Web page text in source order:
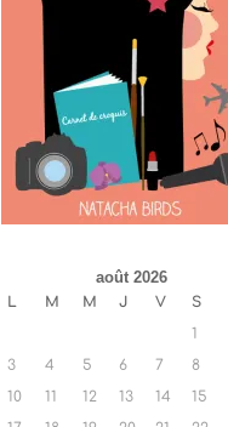
août 2026
L M M J V S
1
3
4 5 6 7 8
10
11 12 13 14 15